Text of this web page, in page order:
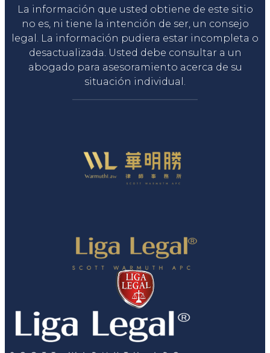
La información que usted obtiene de este sitio
no es, ni tiene la intención de ser, un consejo
legal. La información pudiera estar incompleta o
desactualizada. Usted debe consultar a un
abogado para asesoramiento acerca de su
situación individual.